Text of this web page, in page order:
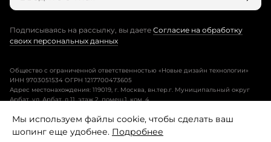
Подписываясь на рассылку, вы даете Согласие на обработку
своих персональных данных
Общество с ограниченной ответственностью «Новые дизайн технологии»
ИНН 9703051534 ОГРН 1217700473605
Адрес местонахождения: 119019, г. Москва, вн.тер.г. Муниципальный округ
Арбат, ул. Арбат, д.11, этаж 2, помещ.1, ком. 4.
Пользовательское соглашение
Мы используем файлы cookie, чтобы сделать ваш
шопинг еще удобнее. Подробнее